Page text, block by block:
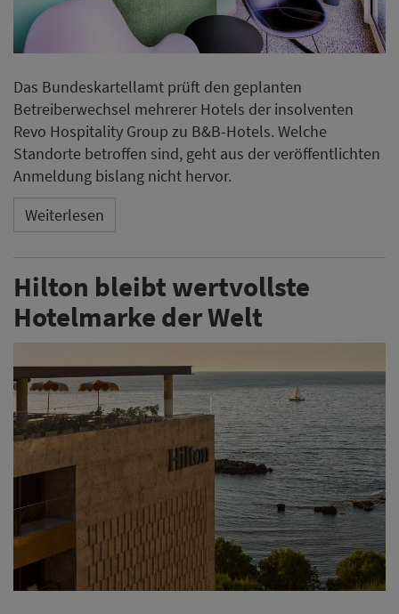
Das Bundeskartellamt prüft den geplanten
Betreiberwechsel mehrerer Hotels der insolventen
Revo Hospitality Group zu B&B-Hotels. Welche
Standorte betroffen sind, geht aus der veröffentlichten
Anmeldung bislang nicht hervor.
Weiterlesen
Hilton bleibt wertvollste
Hotelmarke der Welt